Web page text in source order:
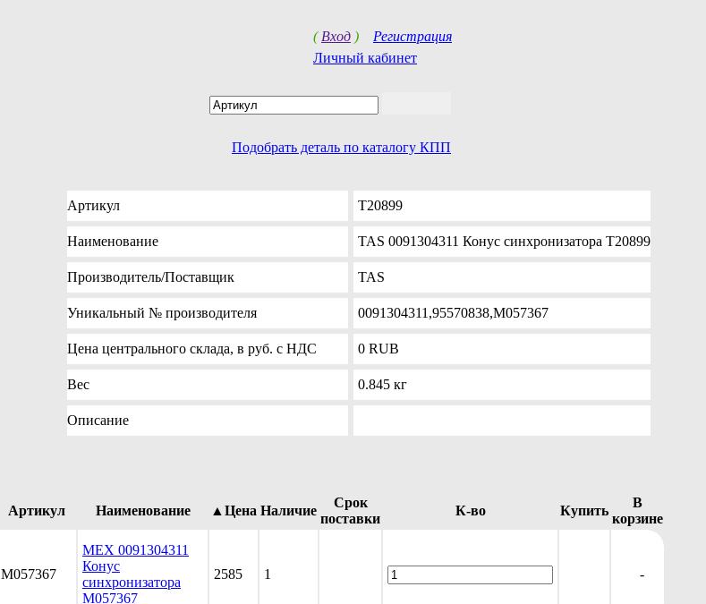
( Вход ) Регистрация
Личный кабинет
Подобрать деталь по каталогу КПП
Артикул T20899
Наименование TAS 0091304311 Конус синхронизатора T20899
Производитель/Поставщик TAS
Уникальный № производителя 0091304311,95570838,M057367
Цена центрального склада, в руб. с НДС 0 RUB
Вес 0.845 кг
Описание
Артикул Наименование ▲Цена Наличие
Срок
поставки
К-во Купить
В
корзине
M057367
MEX 0091304311
Конус
синхронизатора
M057367
2585 1 -